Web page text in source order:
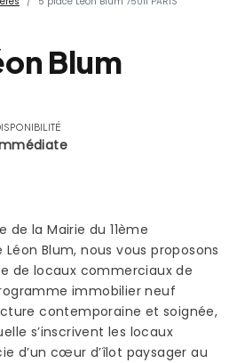
Blum
la Mairie du 11ème
Blum, nous vous proposons
de locaux commerciaux de
immobilier neuf
contemporaine et soignée,
s’inscrivent les locaux
d’un cœur d’îlot paysager au